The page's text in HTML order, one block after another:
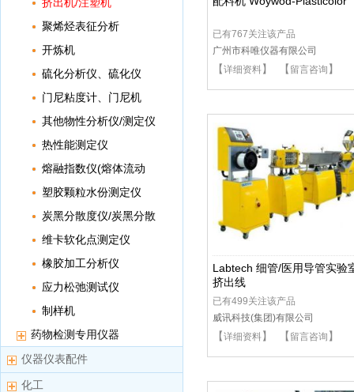
聚烯烃表征分析
开炼机
硫化分析仪、硫化仪
门尼粘度计、门尼机
其他物性分析仪/测定仪
热性能测定仪
熔融指数仪(熔体流动
速率测定仪)
塑胶颗粒水份测定仪
炭黑分散度仪/炭黑分散
仪 维卡软化点测定仪
橡胶加工分析仪
应力松弛测试仪
制样机
药物检测专用仪器
仪器仪表配件
化工
已有767关注该产品
广州市科唯仪器有限公司
【详细资料】 【 留言咨询 】
Labtech 细管/医用导管实验
挤出线
已有499关注该产品
威讯科技(集团)有限公司
【详细资料】 【 留言咨询 】